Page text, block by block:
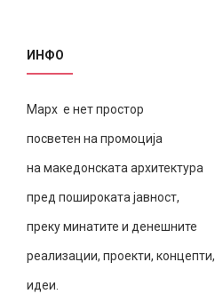
ИНФО
Марх е нет простор
посветен на промоција
на македонската архитектура
пред пошироката јавност,
преку минатите и денешните
реализации, проекти, концепти,
идеи.